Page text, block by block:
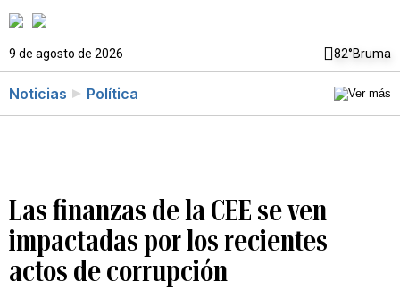
9 de agosto de 2026 82°Bruma
Noticias Política
Las finanzas de la CEE se ven
impactadas por los recientes
actos de corrupción